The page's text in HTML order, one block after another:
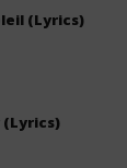
(Lyrics)
(Lyrics)